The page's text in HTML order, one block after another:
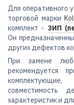
Для оперативного
торговой марки
комплект - ЗИП
Он
других дефектов
При замене
рекомендуется
совместимость
характеристик и